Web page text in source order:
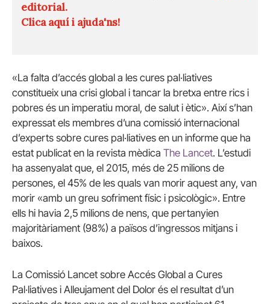
editorial.
Clica aquí i ajuda'ns!
«La falta d’accés global a les cures pal·liatives
constitueix una crisi global i tancar la bretxa entre rics i
pobres és un imperatiu moral, de salut i ètic». Així s’han
expressat els membres d’una comissió internacional
d’experts sobre cures pal·liatives en un informe que ha
estat publicat en la revista mèdica The Lancet. L’estudi
ha assenyalat que, el 2015, més de 25 milions de
persones, el 45% de les quals van morir aquest any, van
morir «amb un greu sofriment físic i psicològic». Entre
ells hi havia 2,5 milions de nens, que pertanyien
majoritàriament (98%) a països d’ingressos mitjans i
baixos.
La Comissió Lancet sobre Accés Global a Cures
Pal·liatives i Alleujament del Dolor és el resultat d’un